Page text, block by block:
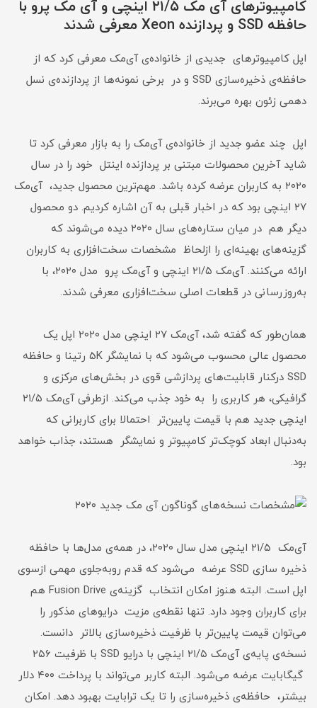
کامپیوترهای آی ‌مک ۲۱/۵ اینچی و آی‌ مک پرو با
حافظه SSD و پردازنده Xeon معرفی شدند
اپل کامپیوترهای جدیدی از خانواده‌ی آی‌مک معرفی کرد که از
حافظه‌ی ذخیره‌سازی SSD و در برخی نمونه‌ها از پردازنده‌ی نسل
دهمی زئون بهره می‌برند.
اپل چند عضو جدید از خانواده‌ی آی‌مک را به بازار معرفی کرد تا
شاید آخرین محصولات مبتنی بر پردازنده‌ اینتل خود را در سال
۲۰۲۰ به کاربران عرضه کرده باشد. مهم‌ترین محصول جدید، آی‌مک
۲۷ اینچی بود که در اخبار قبلی به آن اشاره کردیم. دو محصول
دیگر هم در میان ستاره‌های سال ۲۰۲۰ دیده می‌شوند که
گزینه‌های بهینه‌ای را ازلحاظ مشخصات سخت‌افزاری به کاربران
ارائه می‌کنند. آی‌مک ۲۱/۵ اینچی و آی‌مک پرو مدل ۲۰۲۰، با
به‌روزرسانی در قطعات اصلی سخت‌افزاری معرفی شدند.
همان‌طور که گفته شد، آی‌مک ۲۷ اینچی مدل ۲۰۲۰ اپل یک
محصول عالی محسوب می‌شود که با نمایشگر 5K رتینا و حافظه‌
SSD درکنار قابلیت‌های پردازشی قوی در بخش‌های مرکزی و
گرافیکی، هر کاربری را به خود جذب می‌کند. ازطرفی آی‌مک ۲۱/۵
اینچی جدید هم با قیمت پایین‌تر احتمالا برای کاربرانی که
به‌دنبال ابعاد کوچک‌تر کامپیوتر و نمایشگر هستند، جذاب خواهد
بود.
آی‌مک ۲۱/۵ اینچی مدل سال ۲۰۲۰، در همه‌ی مدل‌ها با حافظه‌
ذخیره ‌سازی SSD عرضه می‌شود که قدم روبه‌جلوی مهمی ازسوی
اپل است. البته هنوز امکان انتخاب گزینه‌ی Fusion Drive هم
برای کاربران وجود دارد. تنها نقطه‌ی مزیت درایوهای مذکور را
می‌توان قیمت پایین‌تر با ظرفیت ذخیره‌سازی بالاتر دانست.
نسخه‌ی پایه‌ی آی‌مک ۲۱‍/۵ اینچی با درایو SSD با ظرفیت ۲۵۶
گیگابایت عرضه می‌شود. البته کاربر می‌تواند با پرداخت ۴۰۰ دلار
بیشتر، حافظه‌ی ذخیره‌سازی را تا یک ترابایت بهبود دهد. امکان